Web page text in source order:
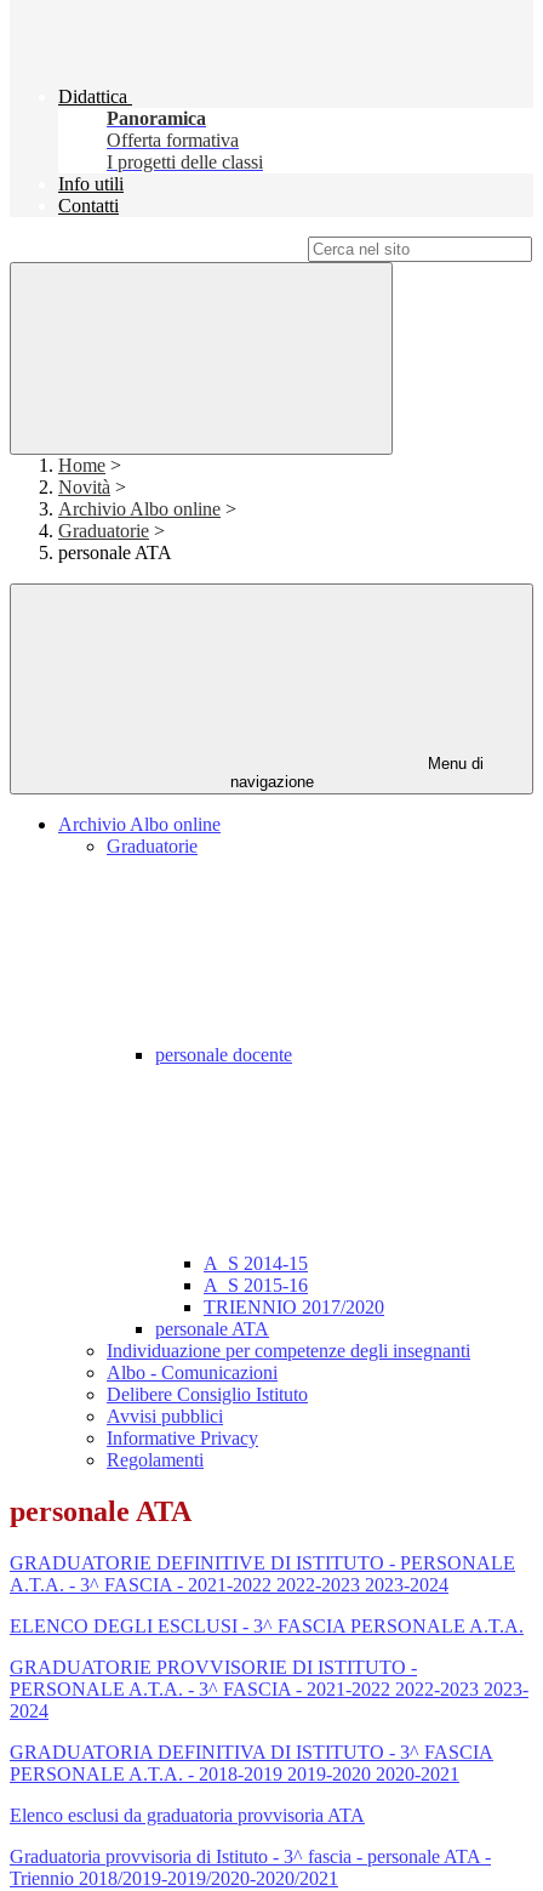
Didattica
Panoramica
Offerta formativa
I progetti delle classi
Info utili
Contatti
Home >
Novità >
Archivio Albo online >
Graduatorie >
personale ATA
Menu di
navigazione
Archivio Albo online
Graduatorie
personale docente
A_S 2014-15
A_S 2015-16
TRIENNIO 2017/2020
personale ATA
Individuazione per competenze degli insegnanti
Albo - Comunicazioni
Delibere Consiglio Istituto
Avvisi pubblici
Informative Privacy
Regolamenti
personale ATA
GRADUATORIE DEFINITIVE DI ISTITUTO - PERSONALE
A.T.A. - 3^ FASCIA - 2021-2022 2022-2023 2023-2024
ELENCO DEGLI ESCLUSI - 3^ FASCIA PERSONALE A.T.A.
GRADUATORIE PROVVISORIE DI ISTITUTO -
PERSONALE A.T.A. - 3^ FASCIA - 2021-2022 2022-2023 2023-
2024
GRADUATORIA DEFINITIVA DI ISTITUTO - 3^ FASCIA
PERSONALE A.T.A. - 2018-2019 2019-2020 2020-2021
Elenco esclusi da graduatoria provvisoria ATA
Graduatoria provvisoria di Istituto - 3^ fascia - personale ATA -
Triennio 2018/2019-2019/2020-2020/2021